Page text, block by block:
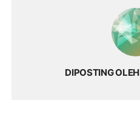
DIPOSTING OLEH